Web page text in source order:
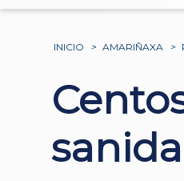
INICIO > AMARIÑAXA >